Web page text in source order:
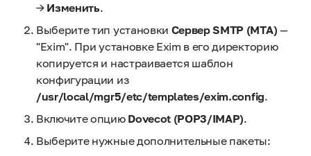
→ Изменить.
Выберите тип установки Сервер SMTP (MTA) —
"Exim". При установке Exim в его директорию
копируется и настраивается шаблон
конфигурации из
/usr/local/mgr5/etc/templates/exim.config.
Включите опцию Dovecot (POP3/IMAP).
Выберите нужные дополнительные пакеты: